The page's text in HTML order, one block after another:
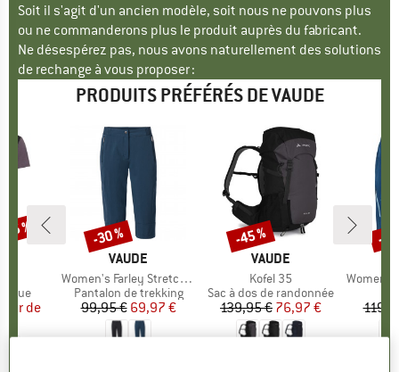
Soit il s'agit d'un ancien modèle, soit nous ne pouvons plus
ou ne commanderons plus le produit auprès du fabricant.
Ne désespérez pas, nous avons naturellement des solutions
de rechange à vous proposer :
PRODUITS PRÉFÉRÉS DE VAUDE
réduit
de
%
MARQUE
VAUDE
Article
Women's Farley Stretch Capri III
Product group
Pantalon de trekking
Prix
99,95 € Prix réduit
69,97 €
Remise
-30 %
MARQUE
VAUDE
Article
Kofel 35
Product group
Sac à dos de randonnée
Prix
139,95 €Prix réduit
76,97 €
Remise
-45 %
Article
Women's
-